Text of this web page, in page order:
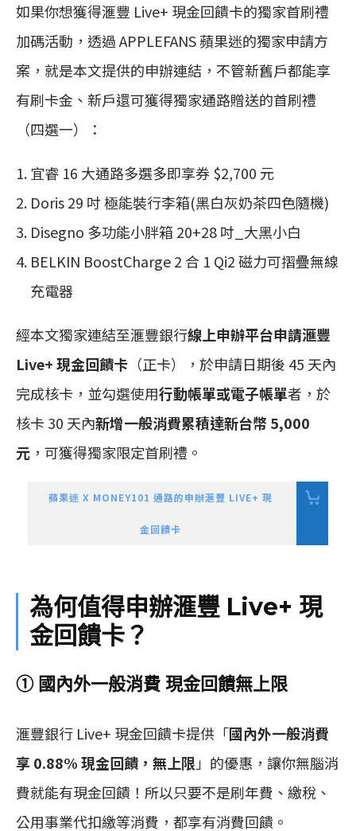
如果你想獲得滙豐 Live+ 現金回饋卡的獨家首刷禮
加碼活動，透過 APPLEFANS 蘋果迷的獨家申請方
案，就是本文提供的申辦連結，不管新舊戶都能享
有刷卡金、新戶還可獲得獨家通路贈送的首刷禮
（四選一）：
宜睿 16 大通路多選多即享券 $2,700 元
Doris 29 吋 極能裝行李箱(黑白灰奶茶四色隨機)
Disegno 多功能小胖箱 20+28 吋_大黑小白
BELKIN BoostCharge 2 合 1 Qi2 磁力可摺疊無線
充電器
經本文獨家連結至滙豐銀行線上申辦平台申請滙豐
Live+ 現金回饋卡 （正卡），於申請日期後 45 天內
完成核卡，並勾選使用行動帳單或電子帳單者，於
核卡 30 天內新增一般消費累積達新台幣 5,000
元 ，可獲得獨家限定首刷禮。
蘋果迷 X MONEY101 通路的申辦滙豐 LIVE+ 現
金回饋卡
為何值得申辦滙豐 Live+ 現
金回饋卡？
① 國內外一般消費 現金回饋無上限
滙豐銀行 Live+ 現金回饋卡提供「國內外一般消費
享 0.88% 現金回饋，無上限 」的優惠，讓你無腦消
費就能有現金回饋！所以只要不是刷年費、繳稅、
公用事業代扣繳等消費，都享有消費回饋。